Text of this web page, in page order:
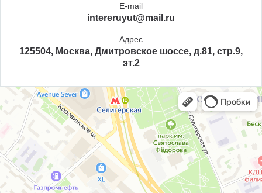
E-mail
intereruyut@mail.ru
Адрес
125504, Москва, Дмитровское шоссе, д.81, стр.9,
эт.2